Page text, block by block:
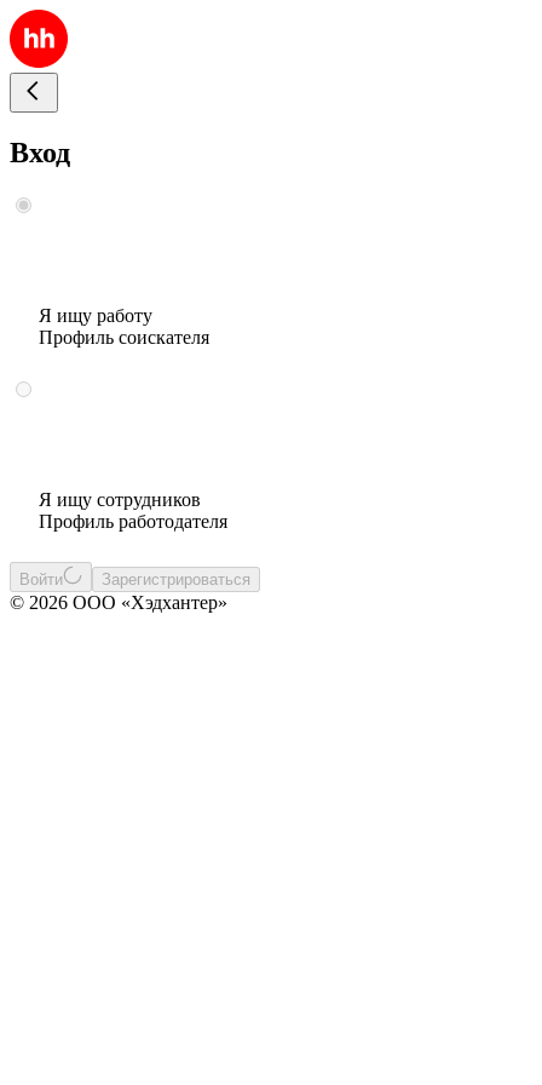
Вход
Я ищу работу
Профиль соискателя
Я ищу сотрудников
Профиль работодателя
Войти Зарегистрироваться
© 2026 ООО «Хэдхантер»